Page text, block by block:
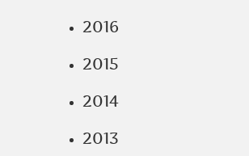
2016
2015
2014
2013